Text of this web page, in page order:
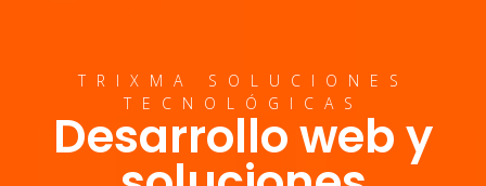
TRIXMA SOLUCIONES
TECNOLÓGICAS
Desarrollo web y